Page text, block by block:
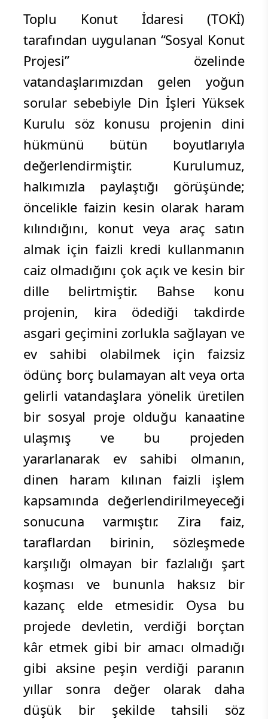
Toplu Konut İdaresi (TOKİ)
tarafından uygulanan “Sosyal Konut
Projesi” özelinde
vatandaşlarımızdan gelen yoğun
sorular sebebiyle Din İşleri Yüksek
Kurulu söz konusu projenin dini
hükmünü bütün boyutlarıyla
değerlendirmiştir. Kurulumuz,
halkımızla paylaştığı görüşünde;
öncelikle faizin kesin olarak haram
kılındığını, konut veya araç satın
almak için faizli kredi kullanmanın
caiz olmadığını çok açık ve kesin bir
dille belirtmiştir. Bahse konu
projenin, kira ödediği takdirde
asgari geçimini zorlukla sağlayan ve
ev sahibi olabilmek için faizsiz
ödünç borç bulamayan alt veya orta
gelirli vatandaşlara yönelik üretilen
bir sosyal proje olduğu kanaatine
ulaşmış ve bu projeden
yararlanarak ev sahibi olmanın,
dinen haram kılınan faizli işlem
kapsamında değerlendirilmeyeceği
sonucuna varmıştır. Zira faiz,
taraflardan birinin, sözleşmede
karşılığı olmayan bir fazlalığı şart
koşması ve bununla haksız bir
kazanç elde etmesidir. Oysa bu
projede devletin, verdiği borçtan
kâr etmek gibi bir amacı olmadığı
gibi aksine peşin verdiği paranın
yıllar sonra değer olarak daha
düşük bir şekilde tahsili söz